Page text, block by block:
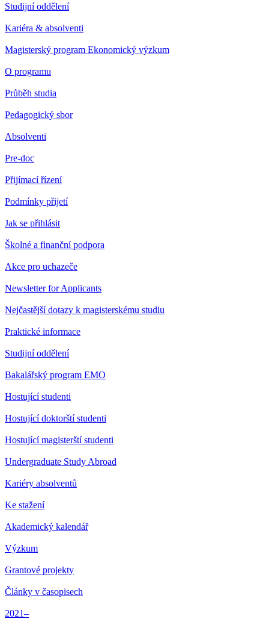
Studijní oddělení
Kariéra & absolventi
Magisterský program Ekonomický výzkum
O programu
Průběh studia
Pedagogický sbor
Absolventi
Pre-doc
Přijímací řízení
Podmínky přijetí
Jak se přihlásit
Školné a finanční podpora
Akce pro uchazeče
Newsletter for Applicants
Nejčastější dotazy k magisterskému studiu
Praktické informace
Studijní oddělení
Bakalářský program EMO
Hostující studenti
Hostující doktorští studenti
Hostující magisterští studenti
Undergraduate Study Abroad
Kariéry absolventů
Ke stažení
Akademický kalendář
Výzkum
Grantové projekty
Články v časopisech
2021–